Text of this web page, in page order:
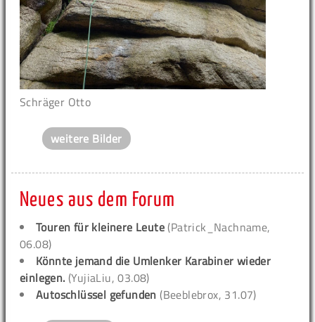
Schräger Otto
weitere Bilder
Neues aus dem Forum
Touren für kleinere Leute (Patrick_Nachname,
06.08)
Könnte jemand die Umlenker Karabiner wieder
einlegen. (YujiaLiu, 03.08)
Autoschlüssel gefunden (Beeblebrox, 31.07)